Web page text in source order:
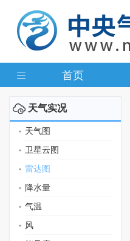
首页
天气实况
天气图
卫星云图
雷达图
降水量
气温
风